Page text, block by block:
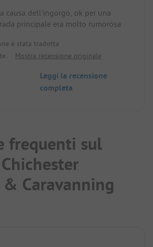
causa dell'ingorgo, ok per una
principale era molto rumorosa
è stata tradotta
Mostra recensione originale
Leggi la recensione
completa
frequenti sul
Caravanning